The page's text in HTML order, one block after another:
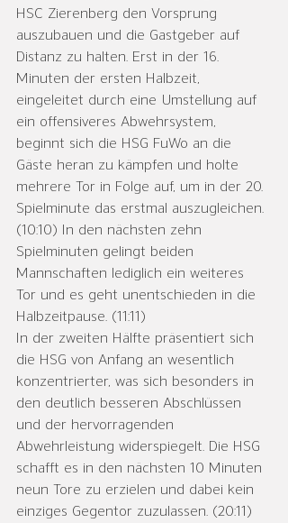
HSC Zierenberg den Vorsprung
auszubauen und die Gastgeber auf
Distanz zu halten. Erst in der 16.
Minuten der ersten Halbzeit,
eingeleitet durch eine Umstellung auf
ein offensiveres Abwehrsystem,
beginnt sich die HSG FuWo an die
Gäste heran zu kämpfen und holte
mehrere Tor in Folge auf, um in der 20.
Spielminute das erstmal auszugleichen.
(10:10) In den nächsten zehn
Spielminuten gelingt beiden
Mannschaften lediglich ein weiteres
Tor und es geht unentschieden in die
Halbzeitpause. (11:11)
In der zweiten Hälfte präsentiert sich
die HSG von Anfang an wesentlich
konzentrierter, was sich besonders in
den deutlich besseren Abschlüssen
und der hervorragenden
Abwehrleistung widerspiegelt. Die HSG
schafft es in den nächsten 10 Minuten
neun Tore zu erzielen und dabei kein
einziges Gegentor zuzulassen. (20:11)